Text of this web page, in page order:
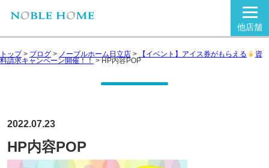
他店舗
トップ> ブログ > ノーブルホーム日立店 > 【イベント】アイス券がもらえる 資
料請求キャンペーン開催！！>HP内容POP
2022.07.23
HP内容POP